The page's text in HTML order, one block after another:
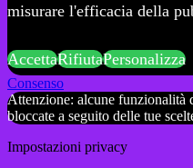
misurare l'efficacia della
AccettaRifiutaPersonalizza
Consenso
Attenzione: alcune funzionalità
bloccate a seguito delle tue
Impostazioni privacy